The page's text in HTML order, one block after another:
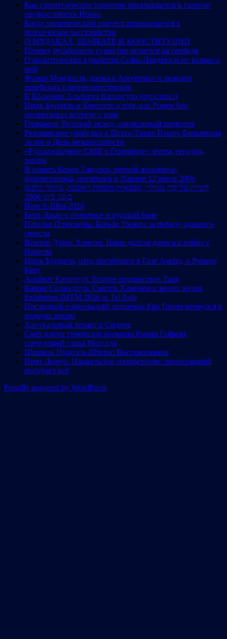
Как стратегическое терпение превращается в главное
оружие против Ирана
Когда политический протест превращается в
психическое расстройство
О МУДАКАХ, ШАББАТЕ И КОНСТИТУЦИИ
Почему бульбашное существо остается на свободе
О политических кульбитах Софы Ландвер и не только о
ней
Финал Мондиаля, драма в Аргентине и реакция
еврейских самоненавистников
К 82-летию Альберта Капенгута (русс/итал)
Ицик Бунцель в Кнессете о том, как Ронен Бар
организовал встречу с ним
Германия: Великий исход, написанный шепотом
Резонансное убийство в Петах-Тикве Иману Биньямина
Залки в День независимости
«Русскоязычные СМИ в Германии»: вчера, сегодня,
завтра
В память Керен Тандлер, первой женщины-
бортмеханика, погибшей в Ливане 12 июня 2006
לזכרה של קרן טנדלר, מכונאית מוטסת ראשונה, נהרגה בלבנון
ב-12 ביוני 2006
Йом А-Шоа 2026
Берл Лазар о политике и русской бане
Наталья Плюснина. Борьба Трампа за победу здравого
смысла
Виктор Дэвис Хэнсон. Наша долгая дорога к войне с
Ираном
Ицик Бунцель, отец погибшего в Газе Амита, к Ронену
Бару
Альберт Капенгут. Второе пришествие Таля
Карим Саджадпур. Смерть Хаменеи и конец эпохи
Exhibition IMTM 2026 in Tel Aviv
Последний израильский заложник Ран Гвили вернулся в
родную землю
Ханукальный теракт в Сиднее
Смех каких генералов вызывал Роман Гофман,
следующий глава Моссада
Шошана Цуриэль-Штерн: Воспоминания
Ирит Линур. Израильское изобретение: проигравший
получает всё
Proudly powered by WordPress